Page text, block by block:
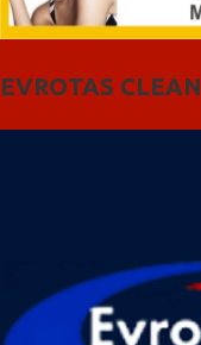
EVROTAS CLEAN